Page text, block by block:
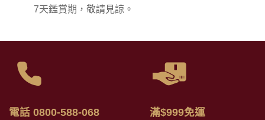
7天鑑賞期，敬請見諒。
電話 0800-588-068 滿$999免運